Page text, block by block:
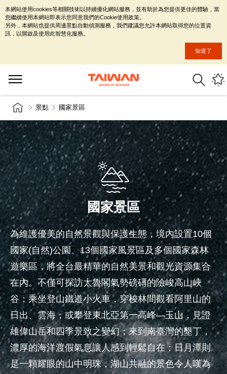
景點 國家景區
國家景區
為維護優美的自然景觀與保護生態，境內設置10個
國家(自然)公園、13個國家風景區及多個國家森林
遊樂區，將全台最精華的自然美景和觀光資源集合
在內。不僅可探訪太魯閣氣勢磅礡的險峻高山峽
谷；乘坐登山鐵道小火車，穿梭林間觀看阿里山的
日出、雲海；或攀登東北亞第一高峰—玉山，見證
雄偉山岳和四季景致之變幻；來到南臺灣的墾丁，
濃厚的海洋渡假氣息讓人感到輕鬆自在；日月潭則
是一顆耀眼的山中明珠，湖山共融的景色令人嘆為
本網站使用cookies等相關技術以持續優化網站服務，並有助於為您提供更佳的體驗，當
您繼續使用本網站即表示您同意我們的Cookie使用政策。
另外，本網站也提供周邊景點自動偵測服務，我們建議您允許本網站取得您的位置資
訊，以開啟及使用此智慧化服務。
知道了